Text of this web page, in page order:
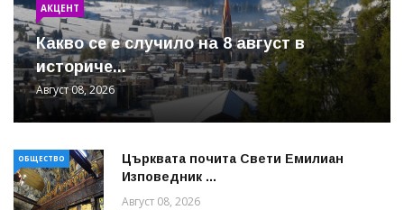
АКЦЕНТ
Какво се е случило на 8 август в
историче...
Август 08, 2026
ОБЩЕСТВО
Църквата почита Свeти Емилиан
Изповедник ...
Август 08, 2026